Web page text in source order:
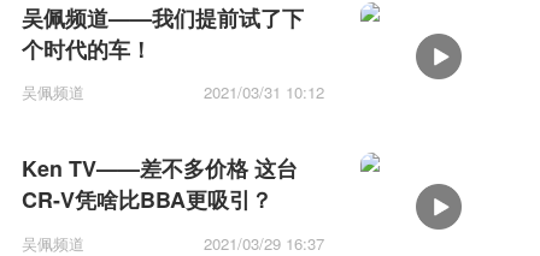
吴佩频道——我们提前试了下
个时代的车！
吴佩频道 2021/03/31 10:12
Ken TV——差不多价格 这台
CR-V凭啥比BBA更吸引？
吴佩频道 2021/03/29 16:37